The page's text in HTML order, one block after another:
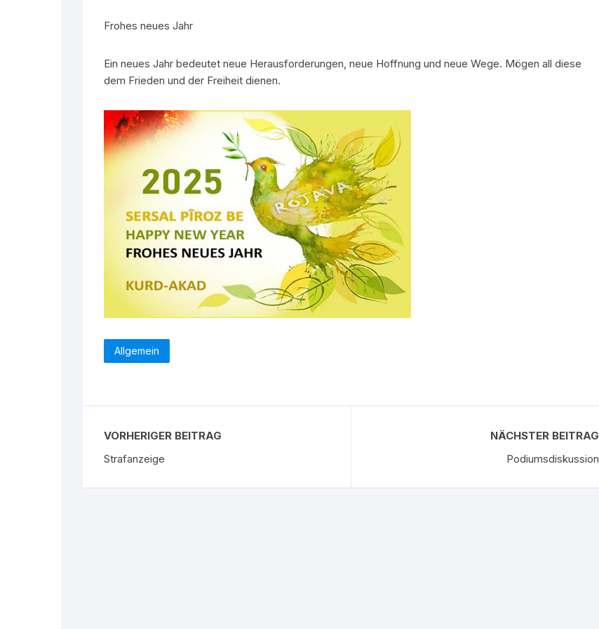
Frohes neues Jahr
Ein neues Jahr bedeutet neue Herausforderungen, neue Hoffnung und neue Wege. Mögen all diese
dem Frieden und der Freiheit dienen.
Allgemein
VORHERIGER BEITRAG
Strafanzeige
NÄCHSTER BEITRAG
Podiumsdiskussion